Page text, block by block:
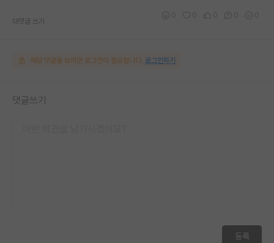
대댓글 쓰기
해당 댓글을 보려면 로그인이 필요합니다. 로그인하기
댓글쓰기
등록